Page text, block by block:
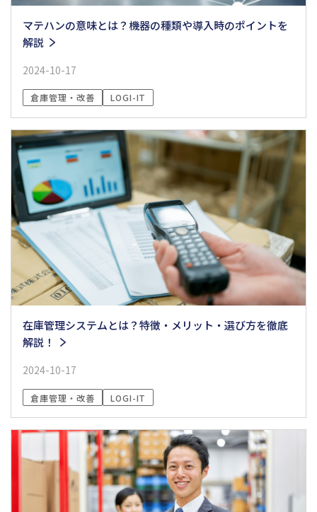
マテハンの意味とは？機器の種類や導入時のポイントを
解説
2024-10-17
倉庫管理・改善 LOGI-IT
在庫管理システムとは？特徴・メリット・選び方を徹底
解説！
2024-10-17
倉庫管理・改善 LOGI-IT